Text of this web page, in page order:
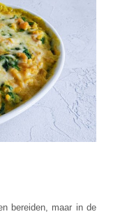
bereiden, maar in de